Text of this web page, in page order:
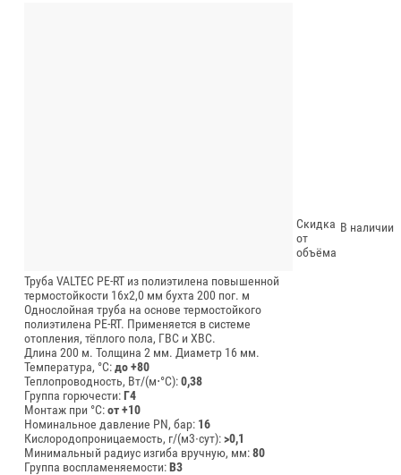
Труба VALTEC PE-RT из полиэтилена повышенной
термостойкости 16х2,0 мм бухта 200 пог. м
Однослойная труба на основе термостойкого
полиэтилена PE-RT. Применяется в системе
отопления, тёплого пола, ГВС и ХВС.
Длина 200 м. Толщина 2 мм. Диаметр 16 мм.
Температура, °C:до +80
Теплопроводность, Вт/(м⋅°С):0,38
Группа горючести:Г4
Монтаж при °C:от +10
Номинальное давление PN, бар: 16
Кислородопроницаемость, г/(м3∙сут):>0,1
Минимальный радиус изгиба вручную, мм:80
Группа воспламеняемости:В3
Скидка
от
объёма
В наличии